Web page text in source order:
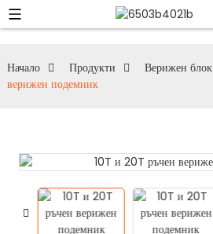
Начало Продукти Верижен блок
верижен подемник